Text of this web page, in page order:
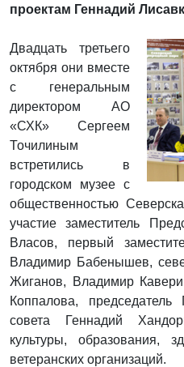
проектам Геннадий
Двадцать третьего
октября они вместе
с генеральным
директором АО
«СХК» Сергеем
Точилиным
встретились в
городском музее с
общественностью
участие заместитель
Власов, первый
Владимир Бабенышев,
Жиганов, Владимир
Коппалова, председатель
совета Геннадий
культуры, образования,
ветеранских организаций.